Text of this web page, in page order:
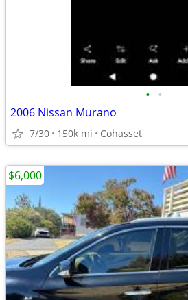
• •
2006 Nissan Murano
7/30 150k mi Cohasset
$6,000